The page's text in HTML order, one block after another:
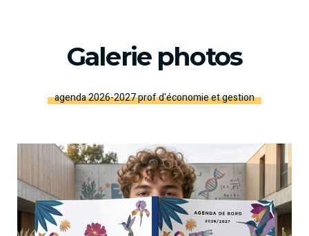
Galerie photos
agenda 2026-2027 prof d'économie et gestion